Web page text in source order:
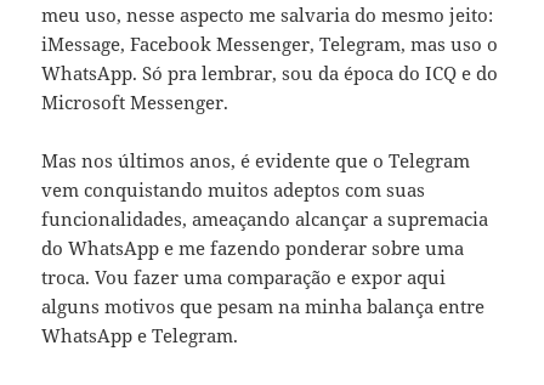
meu uso, nesse aspecto me salvaria do mesmo jeito:
iMessage, Facebook Messenger, Telegram, mas uso o
WhatsApp. Só pra lembrar, sou da época do ICQ e do
Microsoft Messenger.
Mas nos últimos anos, é evidente que o Telegram
vem conquistando muitos adeptos com suas
funcionalidades, ameaçando alcançar a supremacia
do WhatsApp e me fazendo ponderar sobre uma
troca. Vou fazer uma comparação e expor aqui
alguns motivos que pesam na minha balança entre
WhatsApp e Telegram.